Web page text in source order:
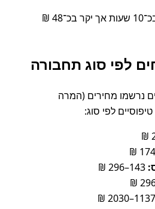
שימו לב: טיסה מהיר בכ־10 שעות אך יקר בכ־48 ₪
לפי סוג תחבורה
נרשמו מחירים (המרה
לפי סוג: